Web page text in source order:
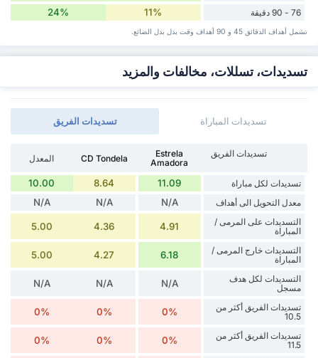
76 - 90 دقيقة 11%
24%
تشمل أهداف الدقائق 45 و 90 أهداف وقت ‏بدل ‏بدل الضائع.
تسديدات، تسللات، مخالفات والمزيد
تسديدات الفريق تسديدات المباراة
تسديدات الفريق
Estrela
Amadora
CD Tondela المعدل
تسديدات لكل مباراة 11.09
8.64
10.00
معدل التحويل الى أهداف N/A
N/A
N/A
التسديدات على المرمى /
المباراة
4.91
4.36
5.00
التسديدات خارج المرمى /
المباراة
6.18
4.27
5.00
التسديدات لكل هدف
مسجل
N/A
N/A
N/A
تسديدات الفريق أكثر من
10.5
0%
0%
0%
تسديدات الفريق أكثر من
11.5
0%
0%
0%